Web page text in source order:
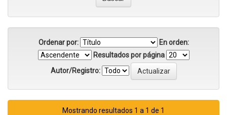
Ordenar por:
En orden:
Resultados por página
Autor/Registro:
Mostrando resultados 1 a 1 de 1